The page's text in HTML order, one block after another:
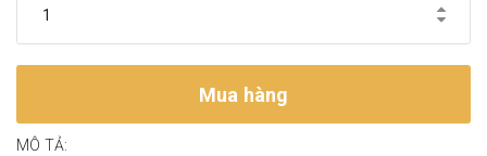
Mua hàng
MÔ TẢ: